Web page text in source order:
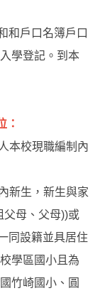
和戶口名簿戶口
學登記。到本
：
本校現職編制內
新生，新生與家
父母、父母))或
同設籍並具居住
學區國小且為
竹崎國小、圓